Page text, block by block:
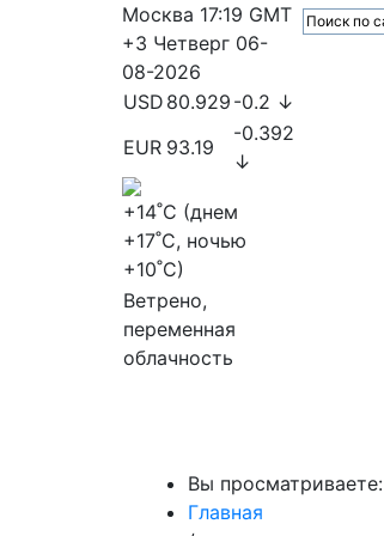
Москва 17:19 GMT
+3 Четверг 06-
08-2026
USD 80.929 -0.2 ↓
EUR 93.19
-0.392
↓
+14˚C (днем
+17˚C, ночью
+10˚C)
Ветрено,
переменная
облачность
Вы просматриваете:
Главная